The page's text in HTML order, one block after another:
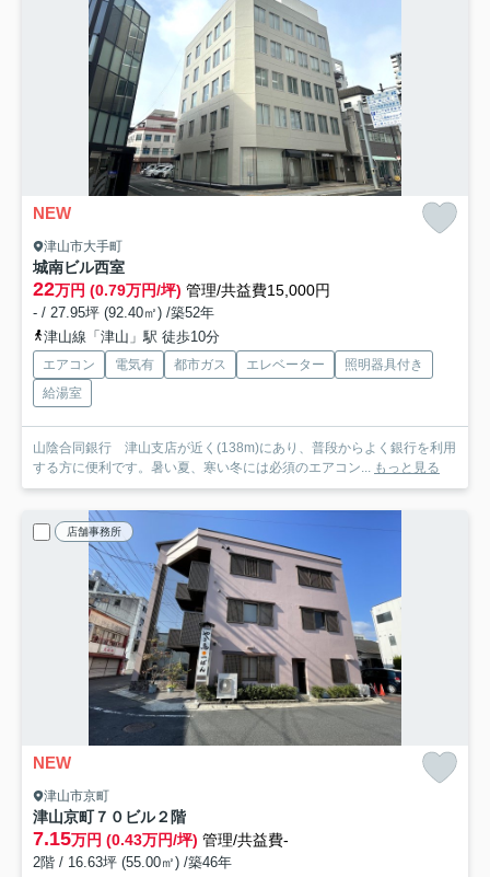
NEW
津山市大手町
城南ビル西室
22万円 (0.79万円/坪) 管理/共益費15,000円
- / 27.95坪 (92.40㎡) /築52年
津山線「津山」駅 徒歩10分
エアコン 電気有 都市ガス エレベーター
照明器具付き
給湯室
山陰合同銀行 津山支店が近く(138m)にあり、普段からよく銀行を利用
する方に便利です。暑い夏、寒い冬には必須のエアコン... もっと見る
店舗事務所
NEW
津山市京町
津山京町７０ビル２階
7.15万円 (0.43万円/坪) 管理/共益費-
2階 / 16.63坪 (55.00㎡) /築46年